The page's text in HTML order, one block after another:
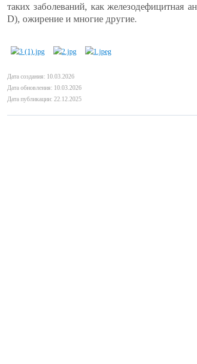
таких заболеваний, как железодефицитная
D), ожирение и многие другие.
Дата создания: 10.03.2026
Дата обновления: 10.03.2026
Дата публикации: 22.12.2025